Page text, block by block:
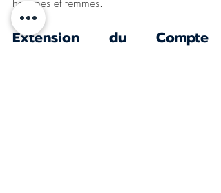
Extension du Compte